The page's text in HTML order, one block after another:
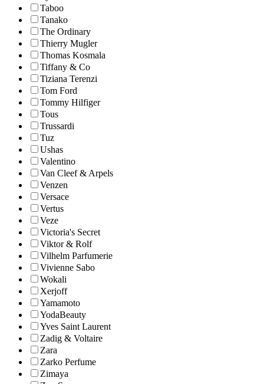
Taboo
Tanako
The Ordinary
Thierry Mugler
Thomas Kosmala
Tiffany & Co
Tiziana Terenzi
Tom Ford
Tommy Hilfiger
Tous
Trussardi
Tuz
Ushas
Valentino
Van Cleef & Arpels
Venzen
Versace
Vertus
Veze
Victoria's Secret
Viktor & Rolf
Vilhelm Parfumerie
Vivienne Sabo
Wokali
Xerjoff
Yamamoto
YodaBeauty
Yves Saint Laurent
Zadig & Voltaire
Zara
Zarko Perfume
Zimaya